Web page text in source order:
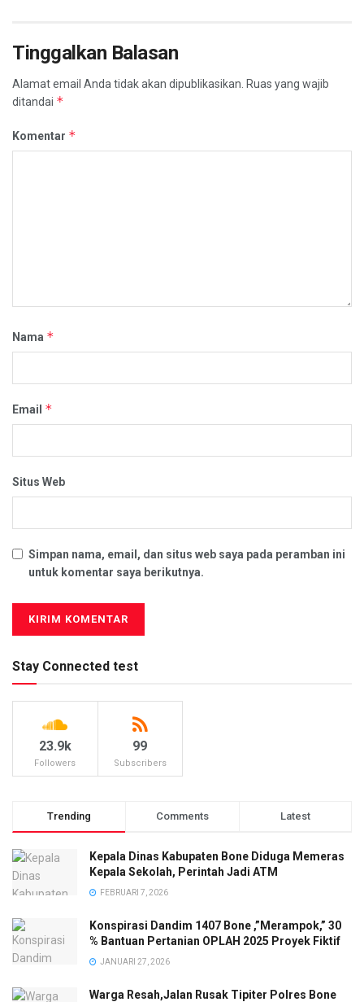
Tinggalkan Balasan
Alamat email Anda tidak akan dipublikasikan. Ruas yang wajib
ditandai *
Komentar *
Nama *
Email *
Situs Web
Simpan nama, email, dan situs web saya pada peramban ini
untuk komentar saya berikutnya.
Stay Connected test
23.9k
Followers
99
Subscribers
Trending Comments Latest
Kepala Dinas Kabupaten Bone Diduga Memeras
Kepala Sekolah, Perintah Jadi ATM
FEBRUARI 7, 2026
Konspirasi Dandim 1407 Bone ,”Merampok,” 30
% Bantuan Pertanian OPLAH 2025 Proyek Fiktif
JANUARI 27, 2026
Warga Resah,Jalan Rusak Tipiter Polres Bone